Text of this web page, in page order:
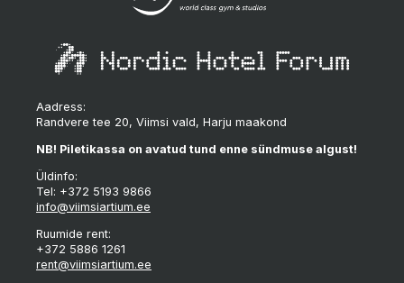
Aadress:
Randvere tee 20, Viimsi vald, Harju maakond
NB! Piletikassa on avatud tund enne sündmuse algust!
Üldinfo:
Tel: +372 5193 9866
info@viimsiartium.ee
Ruumide rent:
+372 5886 1261
rent@viimsiartium.ee